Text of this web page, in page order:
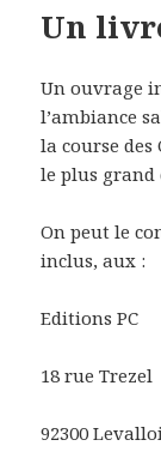
Un
Un ouvrage
l’ambiance
la course
le plus grand
On peut le
inclus, aux :
Editions PC
18 rue Trezel
92300